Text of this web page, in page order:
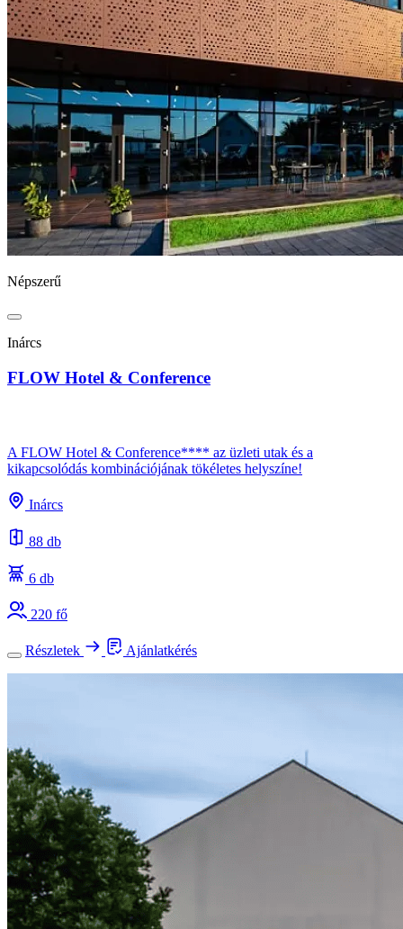
Népszerű
Inárcs
FLOW Hotel & Conference
A FLOW Hotel & Conference**** az üzleti utak és a
kikapcsolódás kombinációjának tökéletes helyszíne!
Inárcs
88 db
6 db
220 fő
Részletek Ajánlatkérés